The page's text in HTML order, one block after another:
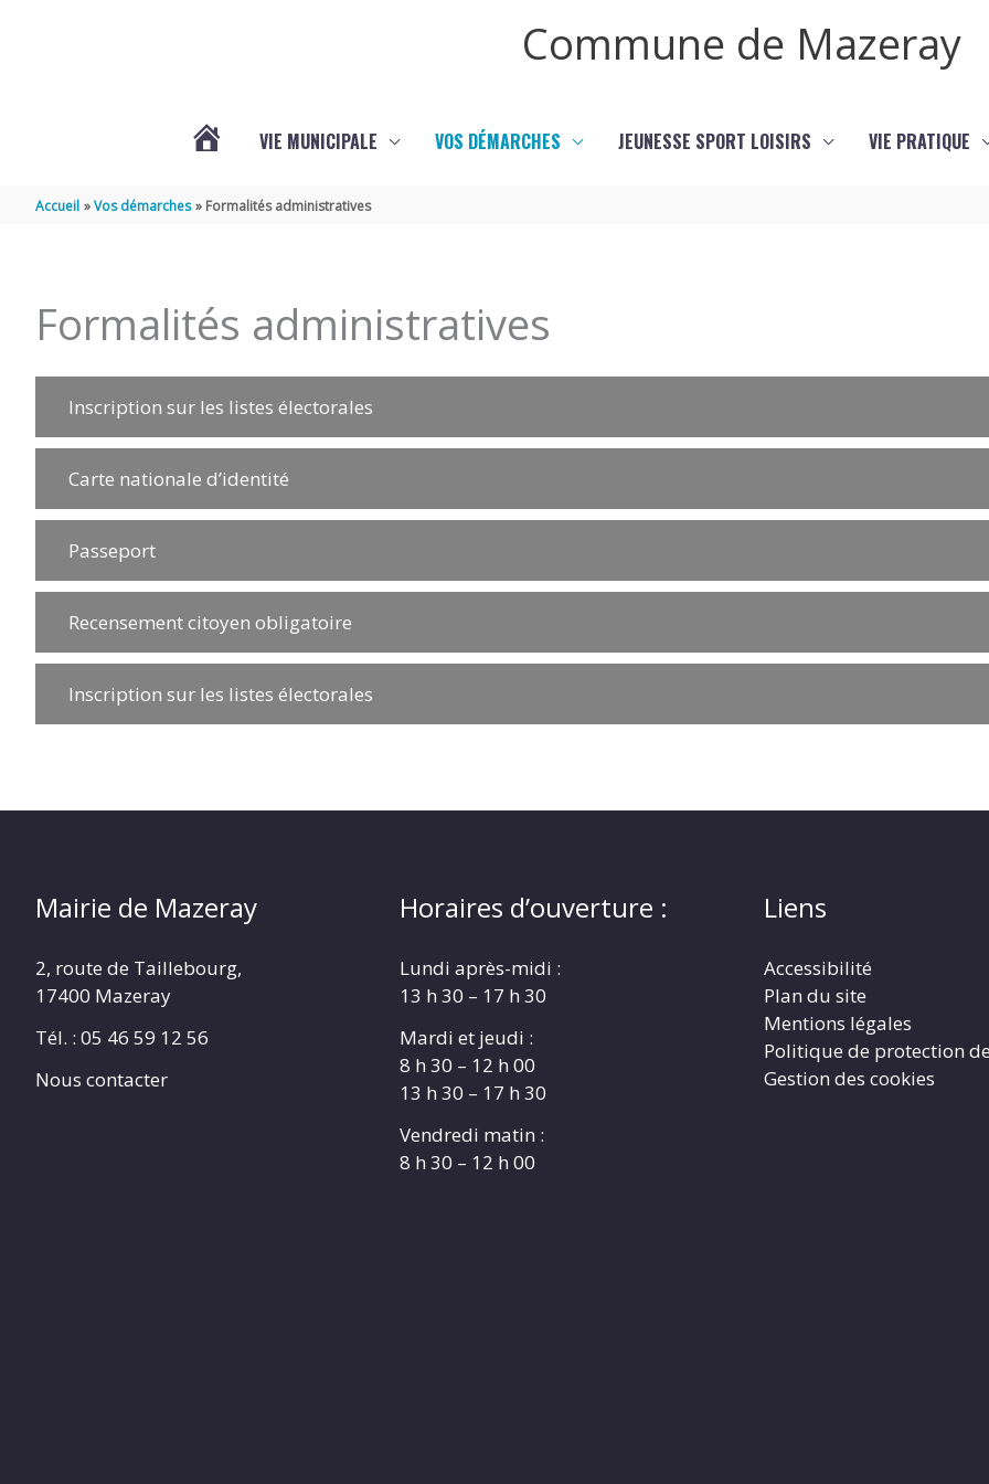
Commune de Mazeray
MAZERAY
VIE MUNICIPALE VOS DÉMARCHES JEUNESSE SPORT LOISIRS VIE PRATIQUE
Accueil Vos démarches Formalités administratives
Formalités administratives
Inscription sur les listes électorales
Carte nationale d’identité
Passeport
Recensement citoyen obligatoire
Inscription sur les listes électorales
Mairie de Mazeray
2, route de Taillebourg,
17400 Mazeray
Tél. : 05 46 59 12 56
Nous contacter
Horaires d’ouverture :
Lundi après-midi :
13 h 30 – 17 h 30
Mardi et jeudi :
8 h 30 – 12 h 00
13 h 30 – 17 h 30
Vendredi matin :
8 h 30 – 12 h 00
Liens
Accessibilité
Plan du site
Mentions légales
Politique de protection
Gestion des cookies